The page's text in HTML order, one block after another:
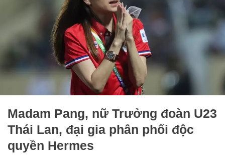
Madam Pang, nữ Trưởng đoàn U23
Thái Lan, đại gia phân phối độc
quyền Hermes